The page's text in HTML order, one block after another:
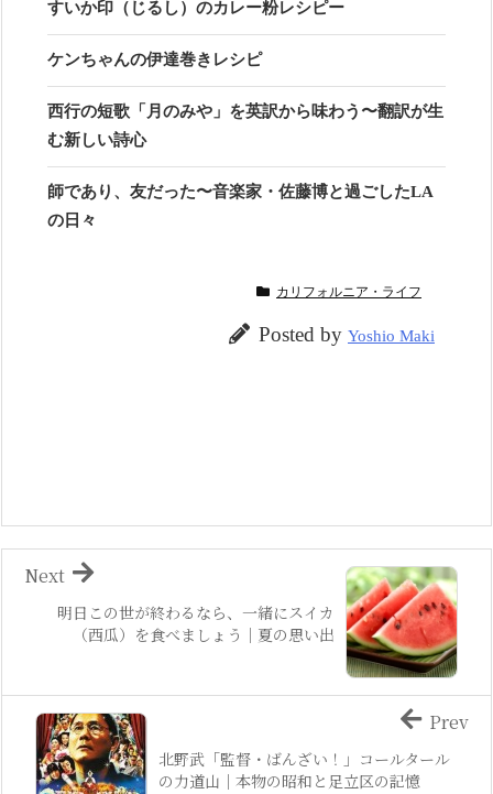
すいか印（じるし）のカレー粉レシピー
ケンちゃんの伊達巻きレシピ
西行の短歌「月のみや」を英訳から味わう〜翻訳が生
む新しい詩心
師であり、友だった〜音楽家・佐藤博と過ごしたLA
の日々
カリフォルニア・ライフ
Posted by Yoshio Maki
明日この世が終わるなら、一緒にスイカ
（西瓜）を食べましょう｜夏の思い出
Next
北野武「監督・ばんざい！」コールタール
の力道山｜本物の昭和と足立区の記憶
Prev